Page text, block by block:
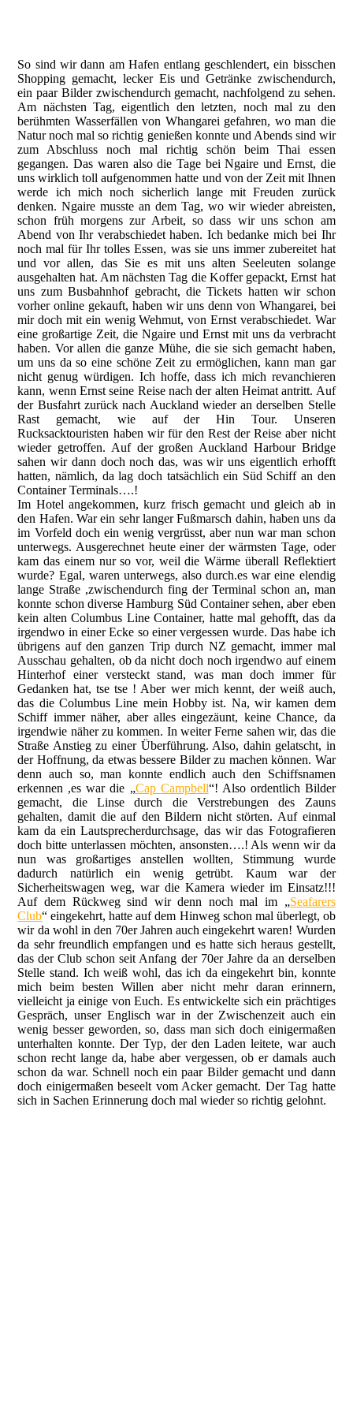
So sind wir dann am Hafen entlang geschlendert, ein bisschen
Shopping gemacht, lecker Eis und Getränke zwischendurch,
ein paar Bilder zwischendurch gemacht, nachfolgend zu sehen.
Am nächsten Tag, eigentlich den letzten, noch mal zu den
berühmten Wasserfällen von Whangarei gefahren, wo man die
Natur noch mal so richtig genießen konnte und Abends sind wir
zum Abschluss noch mal richtig schön beim Thai essen
gegangen. Das waren also die Tage bei Ngaire und Ernst, die
uns wirklich toll aufgenommen hatte und von der Zeit mit Ihnen
werde ich mich noch sicherlich lange mit Freuden zurück
denken. Ngaire musste an dem Tag, wo wir wieder abreisten,
schon früh morgens zur Arbeit, so dass wir uns schon am
Abend von Ihr verabschiedet haben. Ich bedanke mich bei Ihr
noch mal für Ihr tolles Essen, was sie uns immer zubereitet hat
und vor allen, das Sie es mit uns alten Seeleuten solange
ausgehalten hat. Am nächsten Tag die Koffer gepackt, Ernst hat
uns zum Busbahnhof gebracht, die Tickets hatten wir schon
vorher online gekauft, haben wir uns denn von Whangarei, bei
mir doch mit ein wenig Wehmut, von Ernst verabschiedet. War
eine großartige Zeit, die Ngaire und Ernst mit uns da verbracht
haben. Vor allen die ganze Mühe, die sie sich gemacht haben,
um uns da so eine schöne Zeit zu ermöglichen, kann man gar
nicht genug würdigen. Ich hoffe, dass ich mich revanchieren
kann, wenn Ernst seine Reise nach der alten Heimat antritt. Auf
der Busfahrt zurück nach Auckland wieder an derselben Stelle
Rast gemacht, wie auf der Hin Tour. Unseren
Rucksacktouristen haben wir für den Rest der Reise aber nicht
wieder getroffen. Auf der großen Auckland Harbour Bridge
sahen wir dann doch noch das, was wir uns eigentlich erhofft
hatten, nämlich, da lag doch tatsächlich ein Süd Schiff an den
Container Terminals….!
Im Hotel angekommen, kurz frisch gemacht und gleich ab in
den Hafen. War ein sehr langer Fußmarsch dahin, haben uns da
im Vorfeld doch ein wenig vergrüsst, aber nun war man schon
unterwegs. Ausgerechnet heute einer der wärmsten Tage, oder
kam das einem nur so vor, weil die Wärme überall Reflektiert
wurde? Egal, waren unterwegs, also durch.es war eine elendig
lange Straße ,zwischendurch fing der Terminal schon an, man
konnte schon diverse Hamburg Süd Container sehen, aber eben
kein alten Columbus Line Container, hatte mal gehofft, das da
irgendwo in einer Ecke so einer vergessen wurde. Das habe ich
übrigens auf den ganzen Trip durch NZ gemacht, immer mal
Ausschau gehalten, ob da nicht doch noch irgendwo auf einem
Hinterhof einer versteckt stand, was man doch immer für
Gedanken hat, tse tse ! Aber wer mich kennt, der weiß auch,
das die Columbus Line mein Hobby ist. Na, wir kamen dem
Schiff immer näher, aber alles eingezäunt, keine Chance, da
irgendwie näher zu kommen. In weiter Ferne sahen wir, das die
Straße Anstieg zu einer Überführung. Also, dahin gelatscht, in
der Hoffnung, da etwas bessere Bilder zu machen können. War
denn auch so, man konnte endlich auch den Schiffsnamen
erkennen ,es war die „Cap Campbell“! Also ordentlich Bilder
gemacht, die Linse durch die Verstrebungen des Zauns
gehalten, damit die auf den Bildern nicht störten. Auf einmal
kam da ein Lautsprecherdurchsage, das wir das Fotografieren
doch bitte unterlassen möchten, ansonsten….! Als wenn wir da
nun was großartiges anstellen wollten, Stimmung wurde
dadurch natürlich ein wenig getrübt. Kaum war der
Sicherheitswagen weg, war die Kamera wieder im Einsatz!!!
Auf dem Rückweg sind wir denn noch mal im „Seafarers
Club“ eingekehrt, hatte auf dem Hinweg schon mal überlegt, ob
wir da wohl in den 70er Jahren auch eingekehrt waren! Wurden
da sehr freundlich empfangen und es hatte sich heraus gestellt,
das der Club schon seit Anfang der 70er Jahre da an derselben
Stelle stand. Ich weiß wohl, das ich da eingekehrt bin, konnte
mich beim besten Willen aber nicht mehr daran erinnern,
vielleicht ja einige von Euch. Es entwickelte sich ein prächtiges
Gespräch, unser Englisch war in der Zwischenzeit auch ein
wenig besser geworden, so, dass man sich doch einigermaßen
unterhalten konnte. Der Typ, der den Laden leitete, war auch
schon recht lange da, habe aber vergessen, ob er damals auch
schon da war. Schnell noch ein paar Bilder gemacht und dann
doch einigermaßen beseelt vom Acker gemacht. Der Tag hatte
sich in Sachen Erinnerung doch mal wieder so richtig gelohnt.